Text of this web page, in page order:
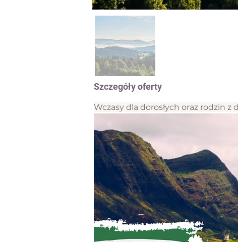
Szczegóły oferty
Wczasy dla dorosłych oraz rodzin